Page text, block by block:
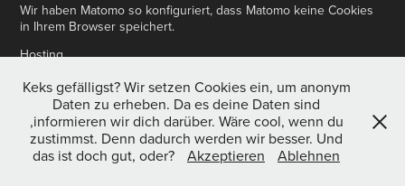
Wir haben Matomo so konfiguriert, dass Matomo keine Cookies
in Ihrem Browser speichert.
Hosting
Wir hosten Matomo ausschließlich auf unseren eigenen Servern,
sodass alle Analysedaten bei uns verbleiben und nicht
weitergegeben werden.
WP Statistics
Keks gefälligst? Wir setzen Cookies ein, um anonym
Daten zu erheben. Da es deine Daten sind
,informieren wir dich darüber. Wäre cool, wenn du
zustimmst. Denn dadurch werden wir besser. Und
das ist doch gut, oder?
Akzeptieren Ablehnen